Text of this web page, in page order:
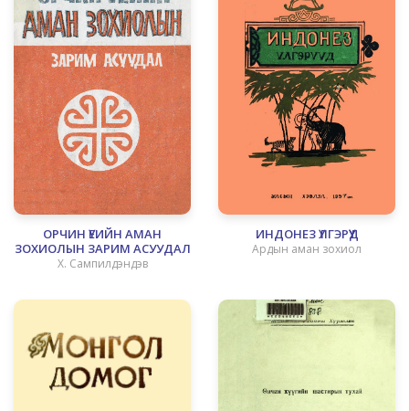
ОРЧИН ҮЕИЙН АМАН
ЗОХИОЛЫН ЗАРИМ АСУУДАЛ
Х. Сампилдэндэв
ИНДОНЕЗ ҮЛГЭРҮҮД
Ардын аман зохиол